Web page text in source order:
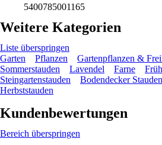
5400785001165
Weitere Kategorien
Liste überspringen
Garten
Pflanzen Gartenpflanzen &
Sommerstauden
Lavendel Farne
Steingartenstauden
Bodendecker Stauden
Herbststauden
Kundenbewertungen
Bereich überspringen